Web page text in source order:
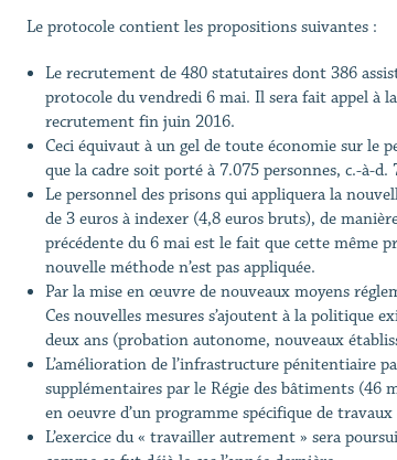
Le protocole contient les propositions suivantes :
Le recrutement de 480 statutaires dont 386
protocole du vendredi 6 mai. Il sera fait appel à
recrutement fin juin 2016.
Ceci équivaut à un gel de toute économie sur le
que la cadre soit porté à 7.075 personnes, c.-à-
Le personnel des prisons qui appliquera la
de 3 euros à indexer (4,8 euros bruts), de
précédente du 6 mai est le fait que cette même
nouvelle méthode n’est pas appliquée.
Par la mise en œuvre de nouveaux moyens
Ces nouvelles mesures s’ajoutent à la politique
deux ans (probation autonome, nouveaux
L’amélioration de l’infrastructure pénitentiaire
supplémentaires par le Régie des bâtiments (46
en oeuvre d’un programme spécifique de
L’exercice du « travailler autrement » sera